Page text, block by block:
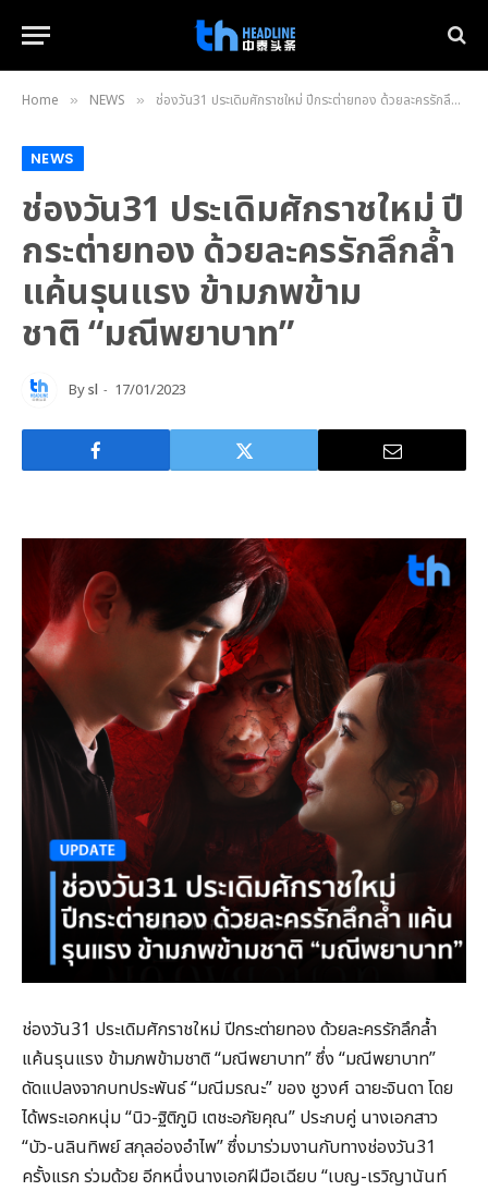
Home » NEWS » ช่องวัน31 ประเดิมศักราชใหม่ ปีกระต่ายทอง ด้วยละครรักลึกล้ำ แค้นรุนแรง ข้ามภพข้ามชาติ “มณีพยาบาท”
NEWS
ช่องวัน31 ประเดิมศักราชใหม่ ปี
กระต่ายทอง ด้วยละครรักลึกล้ำ
แค้นรุนแรง ข้ามภพข้าม
ชาติ “มณีพยาบาท”
Bysl 17/01/2023
ช่องวัน31 ประเดิมศักราชใหม่ ปีกระต่ายทอง ด้วยละครรักลึกล้ำ
แค้นรุนแรง ข้ามภพข้ามชาติ “มณีพยาบาท” ซึ่ง “มณีพยาบาท”
ดัดแปลงจากบทประพันธ์ “มณีมรณะ” ของ ชูวงศ์ ฉายะจินดา โดย
ได้พระเอกหนุ่ม “นิว-ฐิติภูมิ เตชะอภัยคุณ” ประกบคู่ นางเอกสาว
“บัว-นลินทิพย์ สกุลอ่องอำไพ” ซึ่งมาร่วมงานกับทางช่องวัน31
ครั้งแรก ร่วมด้วย อีกหนึ่งนางเอกฝีมือเฉียบ “เบญ-เรวิญานันท์